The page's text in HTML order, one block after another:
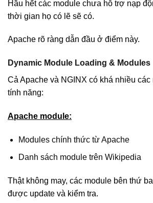
Hầu hết các module chưa hỗ trợ nạp
thời gian họ có lẽ sẽ có.
Apache rõ ràng dẫn đầu ở điểm này.
Dynamic Module Loading & Modules
Cả Apache và NGINX có khá nhiều
tính năng:
Apache module:
Modules chính thức từ Apache
Danh sách module trên Wikipedia
Thật không may, các module bên thứ
được update và kiểm tra.